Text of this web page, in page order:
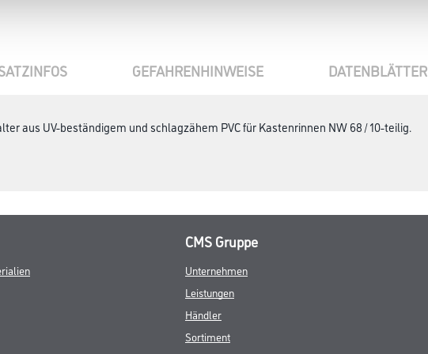
GEFAHRENHINWEISE DATENBLÄTTER
aus UV-beständigem und schlagzähem PVC für Kastenrinnen NW 68 / 10-teilig.
CMS Gruppe
Unternehmen
Leistungen
Händler
Sortiment